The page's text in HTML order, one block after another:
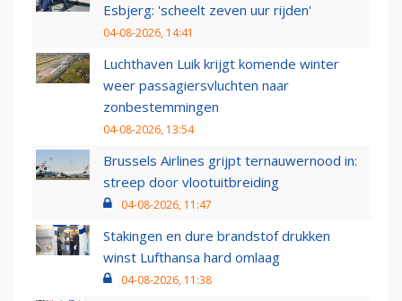
Esbjerg: 'scheelt zeven uur rijden'
04-08-2026, 14:41
Luchthaven Luik krijgt komende winter
weer passagiersvluchten naar
zonbestemmingen
04-08-2026, 13:54
Brussels Airlines grijpt ternauwernood in:
streep door vlootuitbreiding
04-08-2026, 11:47
Stakingen en dure brandstof drukken
winst Lufthansa hard omlaag
04-08-2026, 11:38